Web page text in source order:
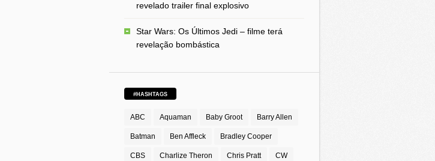
revelado trailer final explosivo
Star Wars: Os Últimos Jedi – filme terá
revelação bombástica
#HASHTAGS
ABC Aquaman Baby Groot Barry Allen
Batman Ben Affleck Bradley Cooper
CBS Charlize Theron Chris Pratt CW